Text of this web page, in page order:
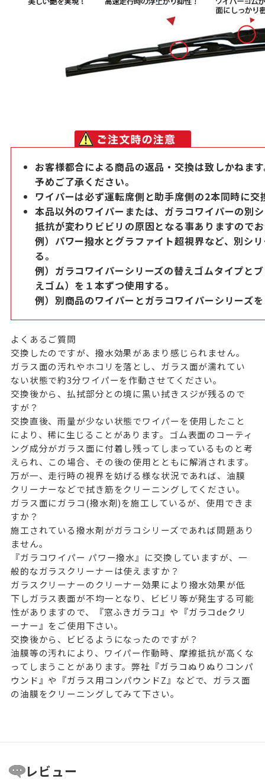
お客様都合による商品の返品・交換は致しかねま
予めご了承ください。
ワイパーは必ず運転席側と助手席側の2本同時に交
本品以外のワイパーまたは、ガラコワイパーの別
抵抗が変わりビビリの原因となる事ありますので
例）パワー撥水とグラファイト超視界など、別シ
る。
例）ガラコワイパーシリーズの替えゴムタイプと
えゴム）を１本ずつ使用する。
例）別商品のワイパーとガラコワイパーシリーズ
よくあるご質問
交換したのですが、撥水効果があまり感じられません。
ガラス面の汚れやホコリを落とし、ガラス面が濡れてい
ない状態で約3分ワイパーを作動させてください。
交換後から、払拭部分との境に黒い拭きスジが残るので
すが？
交換直後、雨量が少ない状態でワイパーを使用したこと
により、稀に生じることがあります。ゴム表面のコーティ
ング成分がガラス面に付着し残ってしまっているものと考
えられ、この場合、その後の使用とともに解消されます。
万が一、走行時の視界を妨げる様な状況であれば、油膜
クリーナーなどで拭き筋をクリーニングしてください。
ガラス面にガラコ(撥水剤)を施工しているが、使用できま
すか？
施工されている撥水剤がガラコシリーズであれば問題あり
ません。
『ガラコワイパー パワー撥水』に交換していますが、一
般的なガラスクリーナーは使えますか？
ガラスクリーナーのクリーナー効果により撥水効果が低
下しガラス表面が不均一となり、ビビリ等が発生する可能
性がありますので、
『窓ふきガラコ』 や 『ガラコdeクリ
ーナー』 をご使用下さい。
交換後から、ビビるようになったのですが？
油膜等の汚れにより、ワイパー作動時、摩擦抵抗が高くな
ってしまうことがあります。弊社 『ガラコぬりぬりコンパ
ウンド』 や 『ガラス用コンパウンドZ』 などで、ガラス面
の油膜をクリーニングしてみて下さい。
レビュー